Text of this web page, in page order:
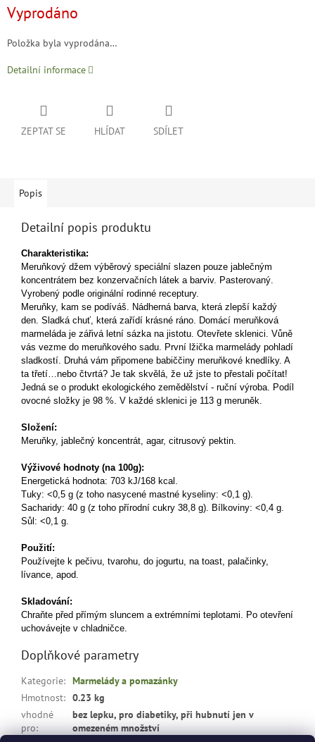
Vyprodáno
Položka byla vyprodána…
Detailní informace
ZEPTAT SE HLÍDAT SDÍLET
Popis
Detailní popis produktu
Charakteristika:
Meruňkový džem výběrový speciální slazen pouze jablečným
koncentrátem bez konzervačních látek a barviv. Pasterovaný.
Vyrobený podle originální rodinné receptury.
Meruňky, kam se podíváš. Nádherná barva, která zlepší každý
den. Sladká chuť, která zařídí krásné ráno. Domácí meruňková
marmeláda je zářivá letní sázka na jistotu. Otevřete sklenici. Vůně
vás vezme do meruňkového sadu. První lžička marmelády pohladí
sladkostí. Druhá vám připomene babiččiny meruňkové knedlíky. A
ta třetí…nebo čtvrtá? Je tak skvělá, že už jste to přestali počítat!
Jedná se o produkt ekologického zemědělství - ruční výroba. Podíl
ovocné složky je 98 %. V každé sklenici je 113 g meruněk.
Složení:
Meruňky, jablečný koncentrát, agar, citrusový pektin.
Výživové hodnoty (na 100g):
Energetická hodnota: 703 kJ/168 kcal.
Tuky: <0,5 g (z toho nasycené mastné kyseliny: <0,1 g).
Sacharidy: 40 g (z toho přírodní cukry 38,8 g). Bílkoviny: <0,4 g.
Sůl: <0,1 g.
Použití:
Používejte k pečivu, tvarohu, do jogurtu, na toast, palačinky,
lívance, apod.
Skladování:
Chraňte před přímým sluncem a extrémními teplotami. Po otevření
uchovávejte v chladničce.
Doplňkové parametry
Kategorie: Marmelády a pomazánky
Hmotnost: 0.23 kg
vhodné
pro:
bez lepku, pro diabetiky, při hubnutí jen v
omezeném množství